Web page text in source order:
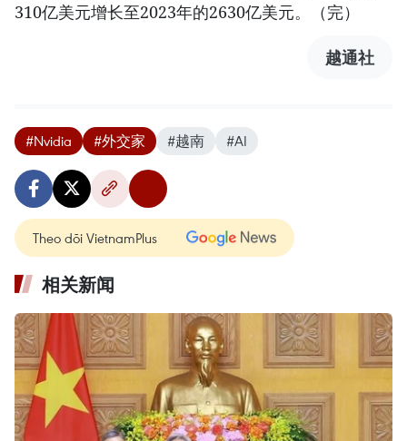
310亿美元增长至2023年的2630亿美元。（完）
越通社
#Nvidia #外交家 #越南 #AI
Theo dõi VietnamPlus
相关新闻